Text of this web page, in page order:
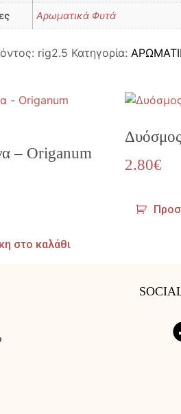
Αρωματικά Φυτά
rig2.5 Κατηγορία:
– Origanum
στο καλάθι
2.80€